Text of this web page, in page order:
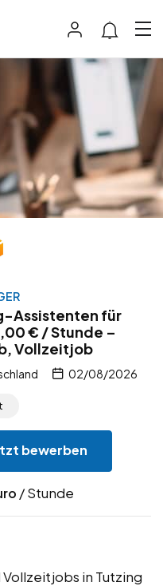
Assistenten für
€ / Stunde –
Vollzeitjob
02/08/2026
bewerben
/ Stunde
in Tutzing